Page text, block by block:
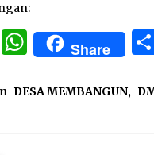
Twitter
WhatsApp
Share
DESA MEMBANGUN,